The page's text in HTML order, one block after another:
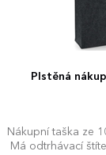
Plstěná
Nákupní taška ze
Má odtrhávací